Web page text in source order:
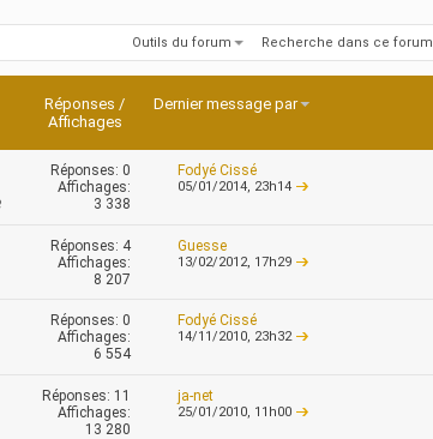
Outils du forum Recherche dans ce forum
Réponses /
Affichages
Dernier message par
Réponses: 0
Affichages:
3 338
Fodyé Cissé
05/01/2014, 23h14
Réponses: 4
Affichages:
8 207
Guesse
13/02/2012, 17h29
Réponses: 0
Affichages:
6 554
Fodyé Cissé
14/11/2010, 23h32
Réponses: 11
Affichages:
13 280
ja-net
25/01/2010, 11h00